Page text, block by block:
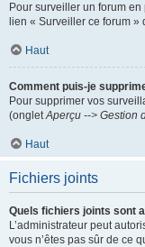
Pour surveiller un forum
lien « Surveiller ce forum
Haut
Comment puis-je
Pour supprimer vos
(ongletAperçu --> Gestion
Haut
Fichiers joints
Quels fichiers joints sont
L’administrateur peut
vous n’êtes pas sûr de ce